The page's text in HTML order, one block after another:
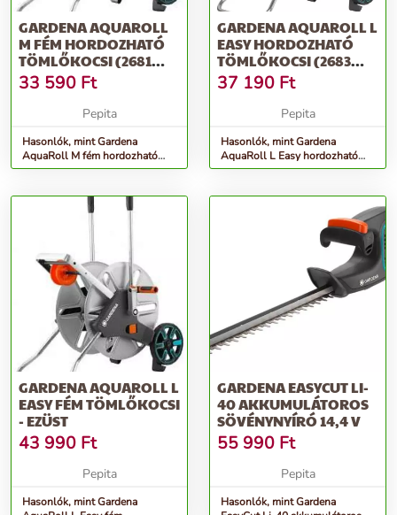
GARDENA AQUAROLL
M FÉM HORDOZHATÓ
TÖMLŐKOCSI (2681
UTÓDJA) - EZÜST
33 590 Ft
Pepita
Hasonlók, mint Gardena
AquaRoll M fém hordozható
Tömlőkocsi (2681 utódja) -
GARDENA AQUAROLL L
EASY HORDOZHATÓ
TÖMLŐKOCSI (2683
UTÓDJA) - SZÜRKE
37 190 Ft
Pepita
Hasonlók, mint Gardena
AquaRoll L Easy hordozható
Tömlőkocsi (2683 utódja) -
GARDENA AQUAROLL L
EASY FÉM TÖMLŐKOCSI
- EZÜST
43 990 Ft
Pepita
Hasonlók, mint Gardena
GARDENA EASYCUT LI-
40 AKKUMULÁTOROS
SÖVÉNYNYÍRÓ 14,4 V
55 990 Ft
Pepita
Hasonlók, mint Gardena